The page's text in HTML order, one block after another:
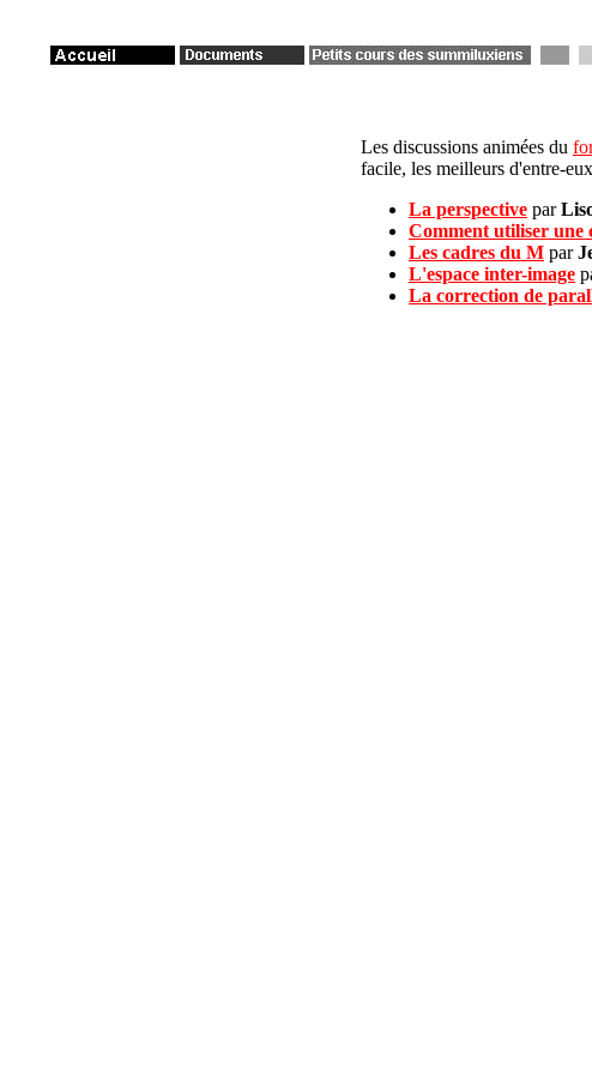
Les discussions animées du
facile, les meilleurs d'entre-
La perspective par
Comment utiliser une
Les cadres du M par
L'espace inter-image
La correction de